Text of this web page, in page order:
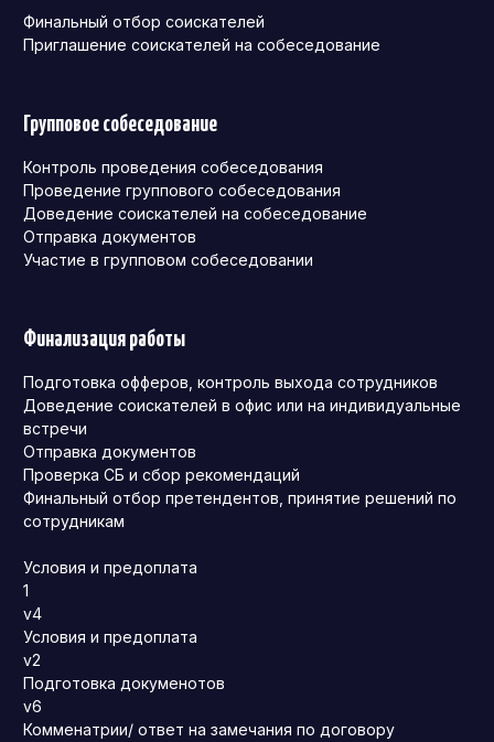
Финальный отбор соискателей
Приглашение соискателей на собеседование
Групповое собеседование
Контроль проведения собеседования
Проведение группового собеседования
Доведение соискателей на собеседование
Отправка документов
Участие в групповом собеседовании
Финализация работы
Подготовка офферов, контроль выхода сотрудников
Доведение соискателей в офис или на индивидуальные
встречи
Отправка документов
Проверка СБ и сбор рекомендаций
Финальный отбор претендентов, принятие решений по
сотрудникам
Условия и предоплата
1
v4
Условия и предоплата
v2
Подготовка докуменотов
v6
Комменатрии/ ответ на замечания по договору